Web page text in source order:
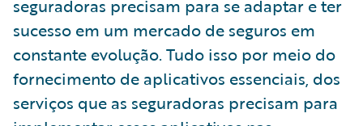
seguradoras precisam para se adaptar e ter
sucesso em um mercado de seguros em
constante evolução. Tudo isso por meio do
fornecimento de aplicativos essenciais, dos
serviços que as seguradoras precisam para